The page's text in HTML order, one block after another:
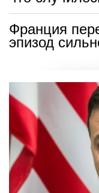
Франция
эпизод